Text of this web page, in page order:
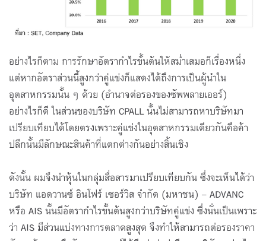
อย่างไรก็ตาม การรักษาอัตรากำไรขั้นต้นให้สม่ำเสมอก็เรื่องหนึ่ง
แต่หากอัตราส่วนนี้สูงกว่าคู่แข่งก็แสดงได้ถึงการเป็นผู้นำใน
อุตสาหกรรมนั้น ๆ ด้วย (อำนาจต่อรองของซัพพลายเออร์)
อย่างไรก็ดี ในส่วนของบริษัท CPALL นั้นไม่สามารถหาบริษัทมา
เปรียบเทียบได้โดยตรงเพราะคู่แข่งในอุตสาหกรรมเดียวกันคือค้า
ปลีกนั้นมีลักษณะสินค้าที่แตกต่างกันอย่างสิ้นเชิง
ดังนั้น ผมจึงนำหุ้นในกลุ่มสื่อสารมาเปรียบเทียบกัน ซึ่งจะเห็นได้ว่า
บริษัท แอดวานซ์ อินโฟร์ เซอร์วิส จำกัด (มหาชน) – ADVANC
หรือ AIS นั้นมีอัตรากำไรขั้นต้นสูงกว่าบริษัทคู่แข่ง ซึ่งนั่นเป็นเพราะ
ว่า AIS มีส่วนแบ่งทางการตลาดสูงสุด จึงทำให้สามารถต่อรองราคา